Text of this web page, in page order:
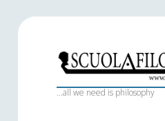
S
c
...all we need is philosophy